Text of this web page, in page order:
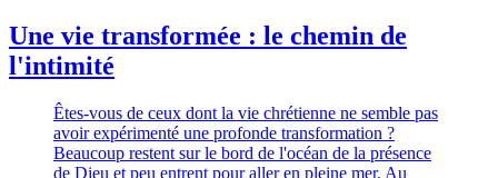
Une vie transformée : le chemin de
l'intimité
Êtes-vous de ceux dont la vie chrétienne ne semble pas
avoir expérimenté une profonde transformation ?
Beaucoup restent sur le bord de l'océan de la présence
de Dieu et peu entrent pour aller en pleine mer. Au